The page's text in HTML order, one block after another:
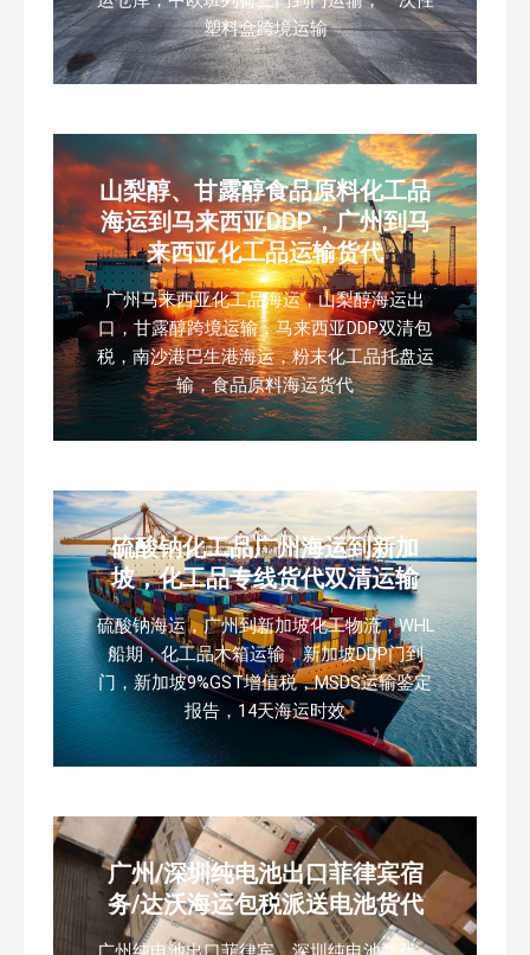
塑料盒跨境运输
山梨醇、甘露醇食品原料化工品
海运到马来西亚DDP，广州到马
来西亚化工品运输货代
广州马来西亚化工品海运，山梨醇海运出
口，甘露醇跨境运输，马来西亚DDP双清包
税，南沙港巴生港海运，粉末化工品托盘运
输，食品原料海运货代
硫酸钠化工品广州海运到新加
坡，化工品专线货代双清运输
硫酸钠海运，广州到新加坡化工物流，WHL
船期，化工品木箱运输，新加坡DDP门到
门，新加坡9%GST增值税，MSDS运输鉴定
报告，14天海运时效
广州/深圳纯电池出口菲律宾宿
务/达沃海运包税派送电池货代